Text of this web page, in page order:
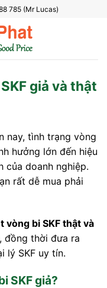
785 (Mr Lucas)
giả và thật
nay, tình trạng vòng
hưởng lớn đến hiệu
của doanh nghiệp.
rất dễ mua phải
vòng bi SKF thật và
đồng thời đưa ra
lý SKF uy tín.
SKF giả?